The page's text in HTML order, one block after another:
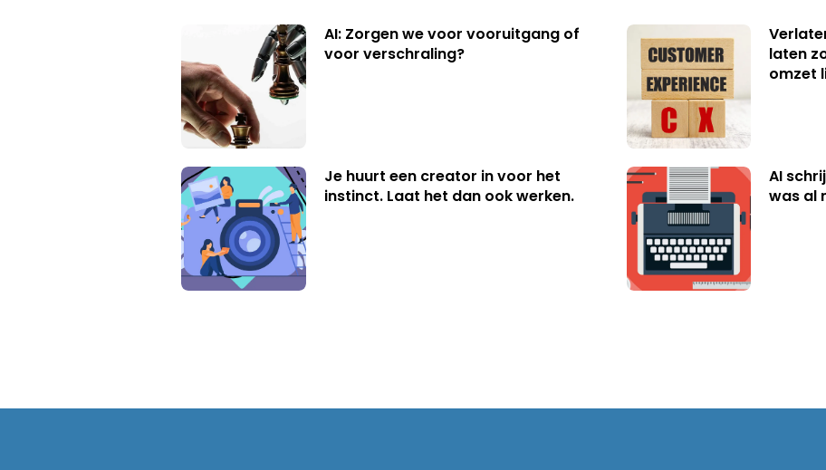
AI: Zorgen we voor vooruitgang of
voor verschraling?
laten
omzet
Je huurt een creator in voor het
instinct. Laat het dan ook werken.
AI
was al